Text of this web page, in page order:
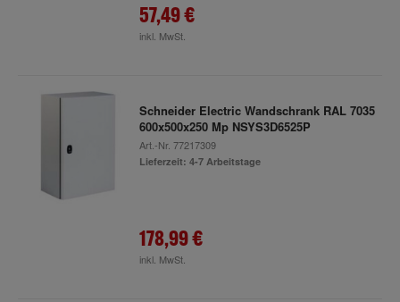
57,49 €
inkl. MwSt.
Schneider Electric Wandschrank RAL 7035
600x500x250 Mp NSYS3D6525P
Art.-Nr. 77217309
Lieferzeit: 4-7 Arbeitstage
178,99 €
inkl. MwSt.